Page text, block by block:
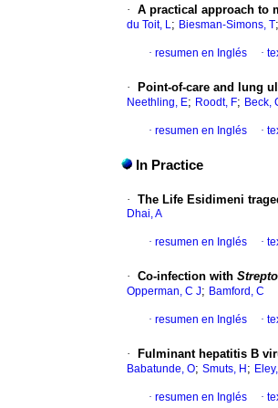
· A practical approach to
du Toit, L; Biesman-Simons, T;
· resumen en Inglés ·
· Point-of-care and lung
Neethling, E; Roodt, F; Beck,
· resumen en Inglés ·
In Practice
· The Life Esidimeni
Dhai, A
· resumen en Inglés ·
· Co-infection with
Opperman, C J; Bamford, C
· resumen en Inglés ·
· Fulminant hepatitis B
Babatunde, O; Smuts, H ;
· resumen en Inglés ·